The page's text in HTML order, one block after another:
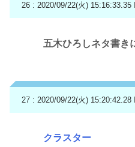
26 : 2020/09/22(火) 15:16:33.35
五木ひろしネタ書き
27 : 2020/09/22(火) 15:20:42.28
クラスター